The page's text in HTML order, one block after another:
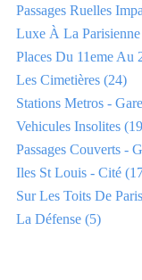
Passages Ruelles
Luxe À La Parisienne
Places Du 11eme Au
Les Cimetières (24)
Stations Metros -
Vehicules Insolites
Passages Couverts -
Iles St Louis - Cité
Sur Les Toits De Paris
La Défense (5)